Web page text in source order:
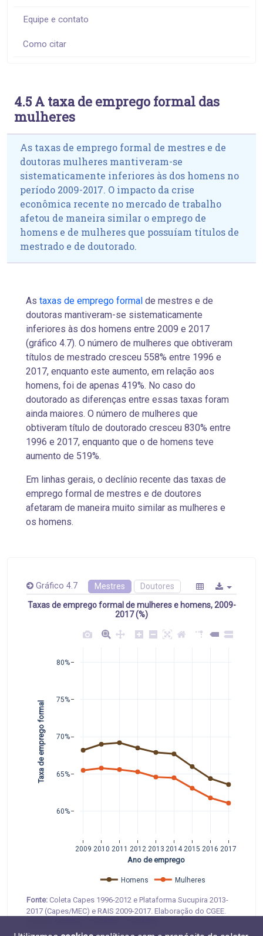
Equipe e contato
Como citar
4.5 A taxa de emprego formal das
mulheres
As taxas de emprego formal de mestres e de
doutoras mulheres mantiveram-se
sistematicamente inferiores às dos homens no
período 2009-2017. O impacto da crise
econômica recente no mercado de trabalho
afetou de maneira similar o emprego de
homens e de mulheres que possuíam títulos de
mestrado e de doutorado.
As taxas de emprego formal de mestres e de
doutoras mantiveram-se sistematicamente
inferiores às dos homens entre 2009 e 2017
(gráfico 4.7). O número de mulheres que obtiveram
títulos de mestrado cresceu 558% entre 1996 e
2017, enquanto este aumento, em relação aos
homens, foi de apenas 419%. No caso do
doutorado as diferenças entre essas taxas foram
ainda maiores. O número de mulheres que
obtiveram título de doutorado cresceu 830% entre
1996 e 2017, enquanto que o de homens teve
aumento de 519%.
Em linhas gerais, o declínio recente das taxas de
emprego formal de mestres e de doutores
afetaram de maneira muito similar as mulheres e
os homens.
Gráfico 4.7 Mestres Doutores
Taxas de emprego formal de mulheres e homens, 2009-
2017 (%)
2009 2010 2011 2012 2013 20142015 2016 2017
60%
65%
70%
75%
80%
Homens Mulheres
Ano de emprego
Taxa de emprego formal
Fonte: Coleta Capes 1996-2012 e Plataforma Sucupira 2013-
2017 (Capes/MEC) e RAIS 2009-2017. Elaboração do CGEE.